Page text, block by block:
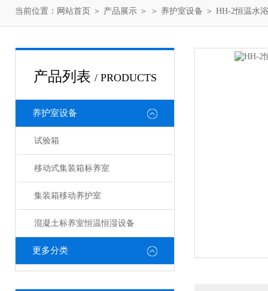
当前位置： 网站首页 ＞ 产品展示 ＞ ＞ 养护室设备 ＞ HH-2恒温水
产品列表 / PRODUCTS
养护室设备
试验箱
移动式集装箱标养室
集装箱移动养护室
混凝土标养室恒温恒湿设备
更多分类